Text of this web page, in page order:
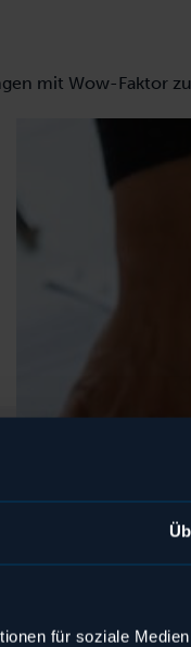
für soziale
mit Wow-Faktor